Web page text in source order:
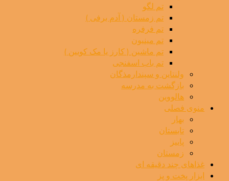
تم لگو
تم زمستان ( آدم برفی )
تم فرفره
تم مینیون
تم ماشین ( کارز یا مک کویین )
تم باب اسفنجی
ولنتاین و سپندارمذگان
بازگشت به مدرسه
هالووین
منوی فصلی
بهار
تابستان
پاییز
زمستان
غذاهای چند دقیقه ای
ابزار پخت و پز